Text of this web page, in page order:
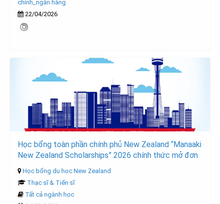
chính_ngân hàng
22/04/2026
Học bổng toàn phần chính phủ New Zealand “Manaaki
New Zealand Scholarships” 2026 chính thức mở đơn
Học bổng du học New Zealand
Thạc sĩ & Tiến sĩ
Tất cả ngành học